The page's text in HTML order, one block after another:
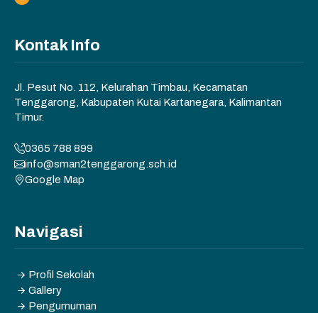
Kontak Info
Jl. Pesut No. 112, Kelurahan Timbau, Kecamatan
Tenggarong, Kabupaten Kutai Kartanegara, Kalimantan
Timur.
0365 788 899
info@sman2tenggarong.sch.id
Google Map
Navigasi
Profil Sekolah
Gallery
Pengumuman